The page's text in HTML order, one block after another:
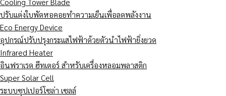
ปรับแต่งใบพัดหอคอยทำความเย็นเพื่อลดพลังงาน
Eco Energy Device
อุปกรณ์ปรับปรุงกระแสไฟฟ้าด้วยตัวนำไฟฟ้ายิ่งยวด
Infrared Heater
อินฟราเรด ฮีทเตอร์ สำหรับเครื่องหลอมพลาสติก
Super Solar Cell
ระบบซุปเปอร์โซล่า เซลล์
จาก
อะไร?
จาก
อะไร?
ไม่
ได้
เกิน?
พุ่ง